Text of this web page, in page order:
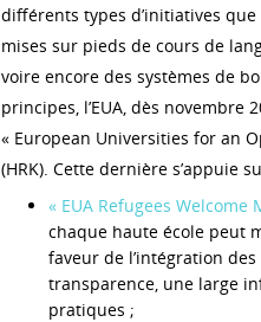
différents types d’initiatives
mises sur pieds de cours de
voire encore des systèmes de
principes, l’EUA, dès novembre
« European Universities for an
(HRK). Cette dernière s’appuie
« EUA Refugees Welcome
chaque haute école peut
faveur de l’intégration
transparence, une large
pratiques ;